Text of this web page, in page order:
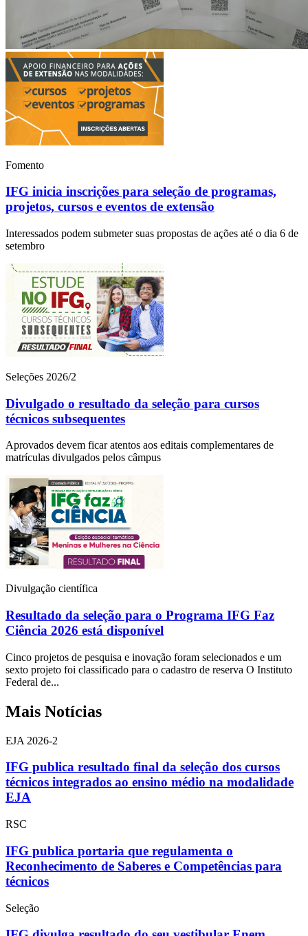
Fomento
IFG inicia inscrições para seleção de programas,
projetos, cursos e eventos de extensão
Interessados podem submeter suas propostas de ações até o dia 6 de
setembro
Seleções 2026/2
Divulgado o resultado da seleção para cursos
técnicos subsequentes
Aprovados devem ficar atentos aos editais complementares de
matrículas divulgados pelos câmpus
Divulgação científica
Resultado da seleção para o Programa IFG Faz
Ciência 2026 está disponível
Cinco projetos de pesquisa e inovação foram selecionados e um
sexto projeto foi classificado para o cadastro de reserva O Instituto
Federal de...
Mais Notícias
EJA 2026-2
IFG publica resultado final da seleção dos cursos
técnicos integrados ao ensino médio na modalidade
EJA
RSC
IFG publica portaria que regulamenta o
Reconhecimento de Saberes e Competências para
técnicos
Seleção